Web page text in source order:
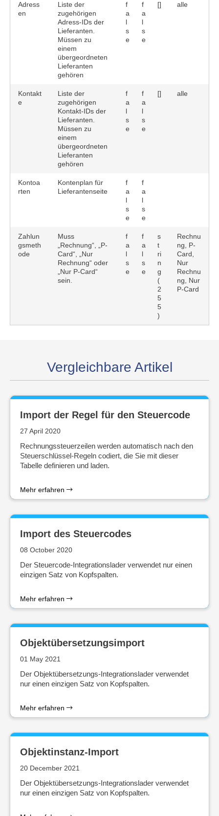
Adress
en
Liste der
zugehörigen
Adress-IDs der
Lieferanten.
Müssen zu
einem
übergeordneten
Lieferanten
gehören
f
a
l
s
e
f
a
l
s
e
[] alle
Kontakt
e
Liste der
zugehörigen
Kontakt-IDs der
Lieferanten.
Müssen zu
einem
übergeordneten
Lieferanten
gehören
f
a
l
s
e
f
a
l
s
e
[] alle
Kontoa
rten
Kontenplan für
Lieferantenseite
f
a
l
s
e
f
a
l
s
e
Zahlun
gsmeth
ode
Muss
„Rechnung“, „P-
Card“, „Nur
Rechnung“ oder
„Nur P-Card“
sein.
f
a
l
s
e
f
a
l
s
e
s
t
ri
n
g
(
2
5
5
)
Rechnu
ng, P-
Card,
Nur
Rechnu
ng, Nur
P-Card
Vergleichbare Artikel
Import der Regel für den Steuercode
27 April 2020
Rechnungssteuerzeilen werden automatisch nach den
Steuerschlüssel-Regeln codiert, die Sie mit dieser
Tabelle definieren und laden.
Mehr erfahren
Import des Steuercodes
08 October 2020
Der Steuercode-Integrationslader verwendet nur einen
einzigen Satz von Kopfspalten.
Mehr erfahren
Objektübersetzungsimport
01 May 2021
Der Objektübersetzungs-Integrationslader verwendet
nur einen einzigen Satz von Kopfspalten.
Mehr erfahren
Objektinstanz-Import
20 December 2021
Der Objektübersetzungs-Integrationslader verwendet
nur einen einzigen Satz von Kopfspalten.